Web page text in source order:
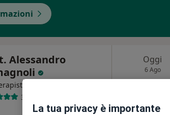
Alessandro
35 recensioni
Oggi
6 Ago
La tua privacy è importante